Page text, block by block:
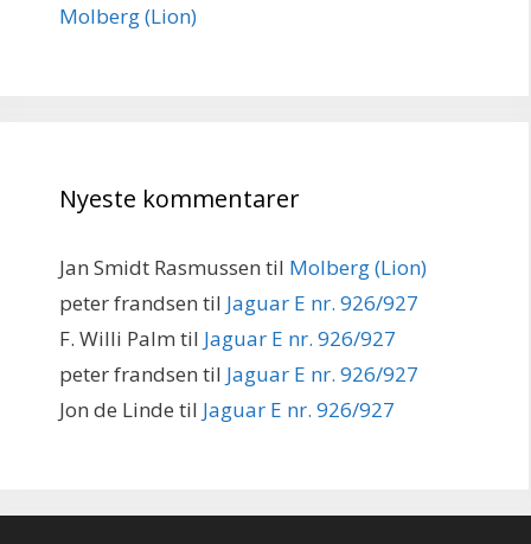
Molberg (Lion)
Nyeste kommentarer
Jan Smidt Rasmussen til Molberg (Lion)
peter frandsen til Jaguar E nr. 926/927
F. Willi Palm til Jaguar E nr. 926/927
peter frandsen til Jaguar E nr. 926/927
Jon de Linde til Jaguar E nr. 926/927